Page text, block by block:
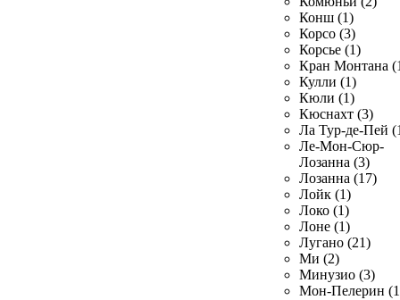
Конш (1)
Корсо (3)
Корсье (1)
Кран Монтана
Кулли (1)
Кюли (1)
Кюснахт (3)
Ла Тур-де-Пей
Ле-Мон-Сюр-
Лозанна (3)
Лозанна (17)
Лойк (1)
Локо (1)
Лоне (1)
Лугано (21)
Ми (2)
Минузио (3)
Мон-Пелерин